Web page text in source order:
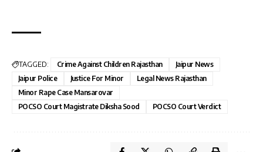
TAGGED: Crime Against Children Rajasthan
Jaipur News
Jaipur Police
Justice For Minor
Legal News Rajasthan
Minor Rape Case Mansarovar
POCSO Court Magistrate Diksha Sood
POCSO Court Verdict